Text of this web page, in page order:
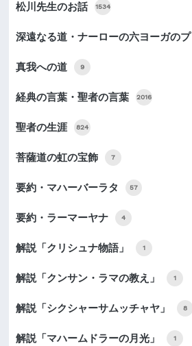
松川先生のお話 1534
深遠なる道・ナーローの六ヨーガの
真我への道 9
経典の言葉・聖者の言葉 2016
聖者の生涯 824
菩薩道の虹の宝飾 7
要約・マハーバーラタ 57
要約・ラーマーヤナ 4
解説「クリシュナ物語」 1
解説「クンサン・ラマの教え」 1
解説「シクシャーサムッチャヤ」 8
解説「マハームドラーの月光」 1